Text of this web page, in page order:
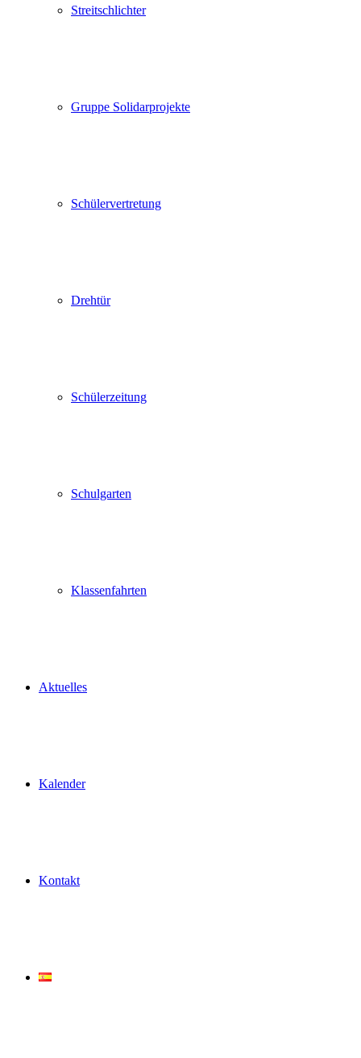
Streitschlichter
Gruppe Solidarprojekte
Schülervertretung
Drehtür
Schülerzeitung
Schulgarten
Klassenfahrten
Aktuelles
Kalender
Kontakt